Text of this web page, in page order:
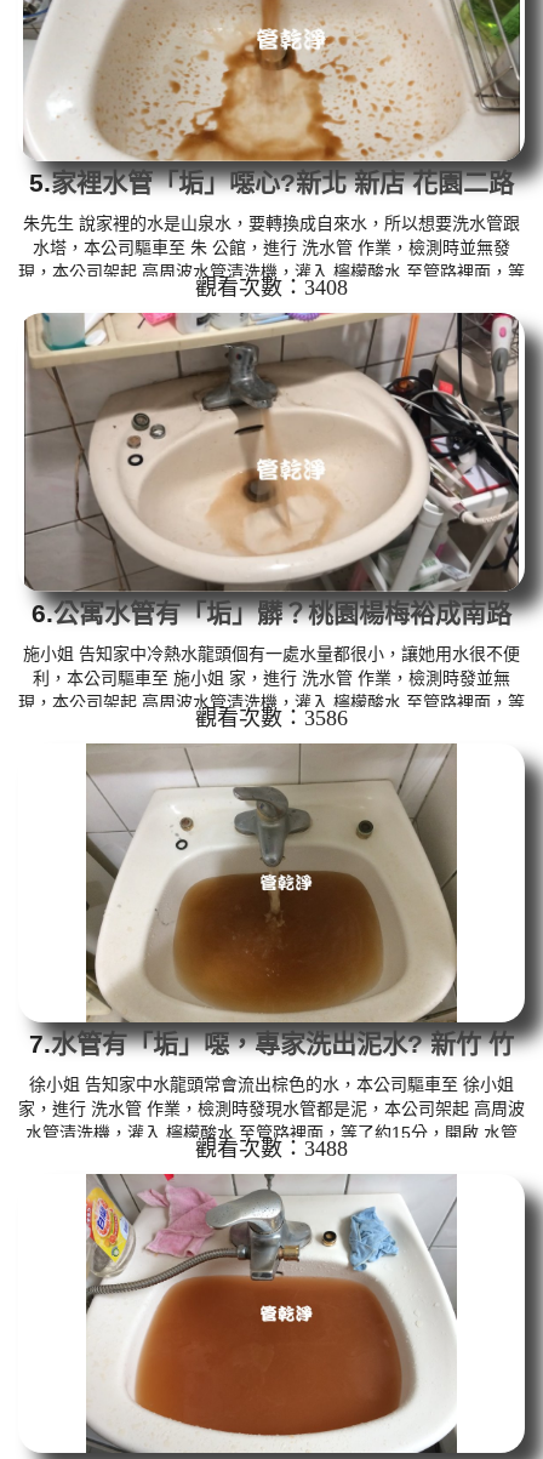
5.家裡水管「垢」噁心?新北 新店 花園二路
清洗水管
朱先生 說家裡的水是山泉水，要轉換成自來水，所以想要洗水管跟
水塔，本公司驅車至 朱 公館，進行 洗水管 作業，檢測時並無發
現，本公司架起 高周波水管清洗機，灌入 檸檬酸水 至管路裡面，等
了約15分，開啟 水管清洗機 ，啟動 螺旋波 模式，一開始就洗出黃
棕色的髒水，看起來跟咖啡泥水沒兩樣，如下圖片影片，兩個多小
時後， 水恢復清澈，水量也變大了!! 如是自來水，如水管老化，會
產生鐵鏽跟泥沙堆積，洗出來的水就會是咖啡色，地下水含有氧化
錳，管壁上會結成黑色管垢，洗出來的水會跟石油一樣黑，有些洗
出綠...
觀看次數：3408
6.公寓水管有「垢」髒？桃園楊梅裕成南路
水管清洗
施小姐 告知家中冷熱水龍頭個有一處水量都很小，讓她用水很不便
利，本公司驅車至 施小姐 家，進行 洗水管 作業，檢測時發並無
現，本公司架起 高周波水管清洗機，灌入 檸檬酸水 至管路裡面，等
了約15分，開啟 水管清洗機 ，啟動 脈衝波 模式，一開始就洗出棕
色髒水，越洗顏色就越深，如下圖片影片，一個多小時後，出水量
也恢復正常了!! 如是自來水，如水管老化，會產生鐵鏽跟泥沙堆積，
洗出來的水就會是咖啡色，地下水含有氧化錳，管壁上會結成黑色
管垢，洗出來的水會跟石油一樣黑，有些洗出綠色的水，是因為裡
面有...
觀看次數：3586
7.水管有「垢」噁，專家洗出泥水? 新竹 竹
東 仁愛路 洗水管
徐小姐 告知家中水龍頭常會流出棕色的水，本公司驅車至 徐小姐
家，進行 洗水管 作業，檢測時發現水管都是泥，本公司架起 高周波
水管清洗機，灌入 檸檬酸水 至管路裡面，等了約15分，開啟 水管
清洗機 ，啟動 螺旋波 模式，一開始就洗出棕色咖啡色髒水，越洗就
越誇張，如下圖片影片，兩個多小時後， 水恢復清澈，出水量也變
大了!! 如是自來水，如水管老化，會產生鐵鏽跟泥沙堆積，洗出來的
水就會是咖啡色，地下水含有氧化錳，管壁上會結成黑色管垢，洗
出來的水會跟石油一樣黑，有些洗出綠色的水，是因為裡面有銅的...
觀看次數：3488